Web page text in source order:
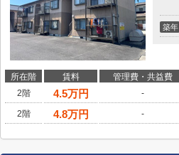
築年
所在階 賃料 管理費・共益費
2階
4.5万円 -
2階
4.8万円 -